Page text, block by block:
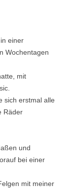
einer
Wochentagen
mit
sich erstmal alle
Räder
und
bei einer
mit meiner